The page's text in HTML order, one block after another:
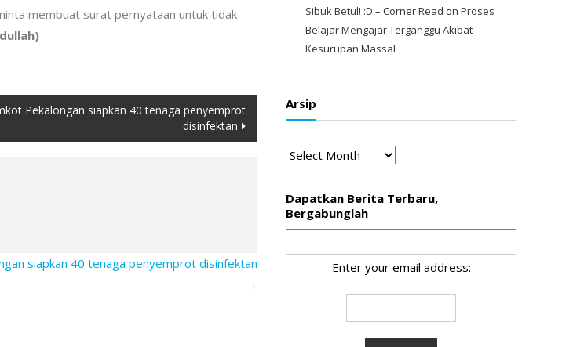
membuat surat pernyataan untuk tidak
Pekalongan siapkan 40 tenaga penyemprot
disinfektan
siapkan 40 tenaga penyemprot disinfektan
→
Sibuk Betul! :D – Corner Read on Proses
Belajar Mengajar Terganggu Akibat
Kesurupan Massal
Arsip
Arsip
Dapatkan Berita Terbaru,
Bergabunglah
Enter your email address: